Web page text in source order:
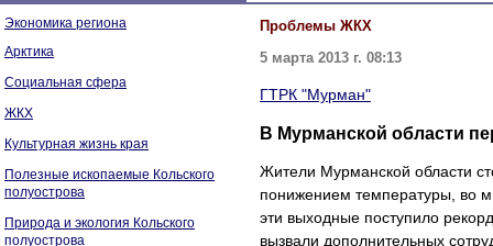
Экономика региона
Арктика
Социальная сфера
ЖКХ
Культурная жизнь края
Полезные ископаемые Кольского
полуострова
Природа и экология Кольского
полуострова
Проблемы ЖКХ
5 марта 2013 г. 08:13
ГТРК "Мурман"
В Мурманской области
Жители Мурманской области
понижением температуры, во
эти выходные поступило
вызвали дополнительных